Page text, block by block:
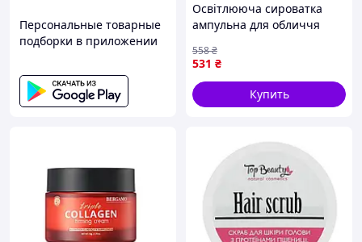
Персональные товарные
подборки в приложении
Освітлююча сироватка
ампульна для обличчя
Centella Tone Brightening
Capsule Ampo
531 ₴
558₴
Купить